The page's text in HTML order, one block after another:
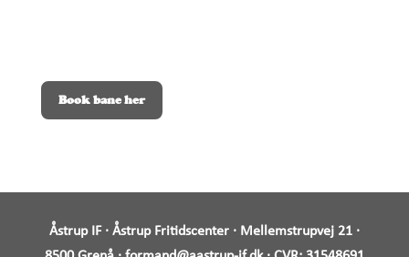
Book bane her
Åstrup IF · Åstrup Fritidscenter · Mellemstrupvej 21 ·